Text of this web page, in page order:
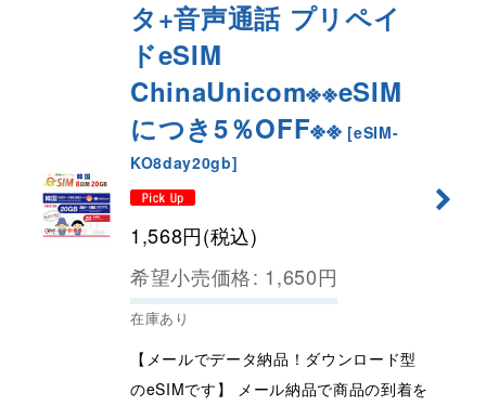
タ+音声通話 プリペイ
ドeSIM
ChinaUnicom※※eSIM
につき5％OFF※※ [eSIM-
KO8day20gb]
1,568円(税込)
希望小売価格: 1,650円
在庫あり
【メールでデータ納品！ダウンロード型
のeSIMです】 メール納品で商品の到着を